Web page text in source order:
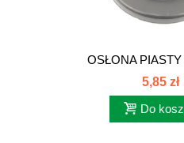
OSŁONA
5,85 zł
Do